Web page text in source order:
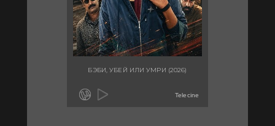
БЭБИ, УБЕЙ ИЛИ УМРИ (2026)
Telecine